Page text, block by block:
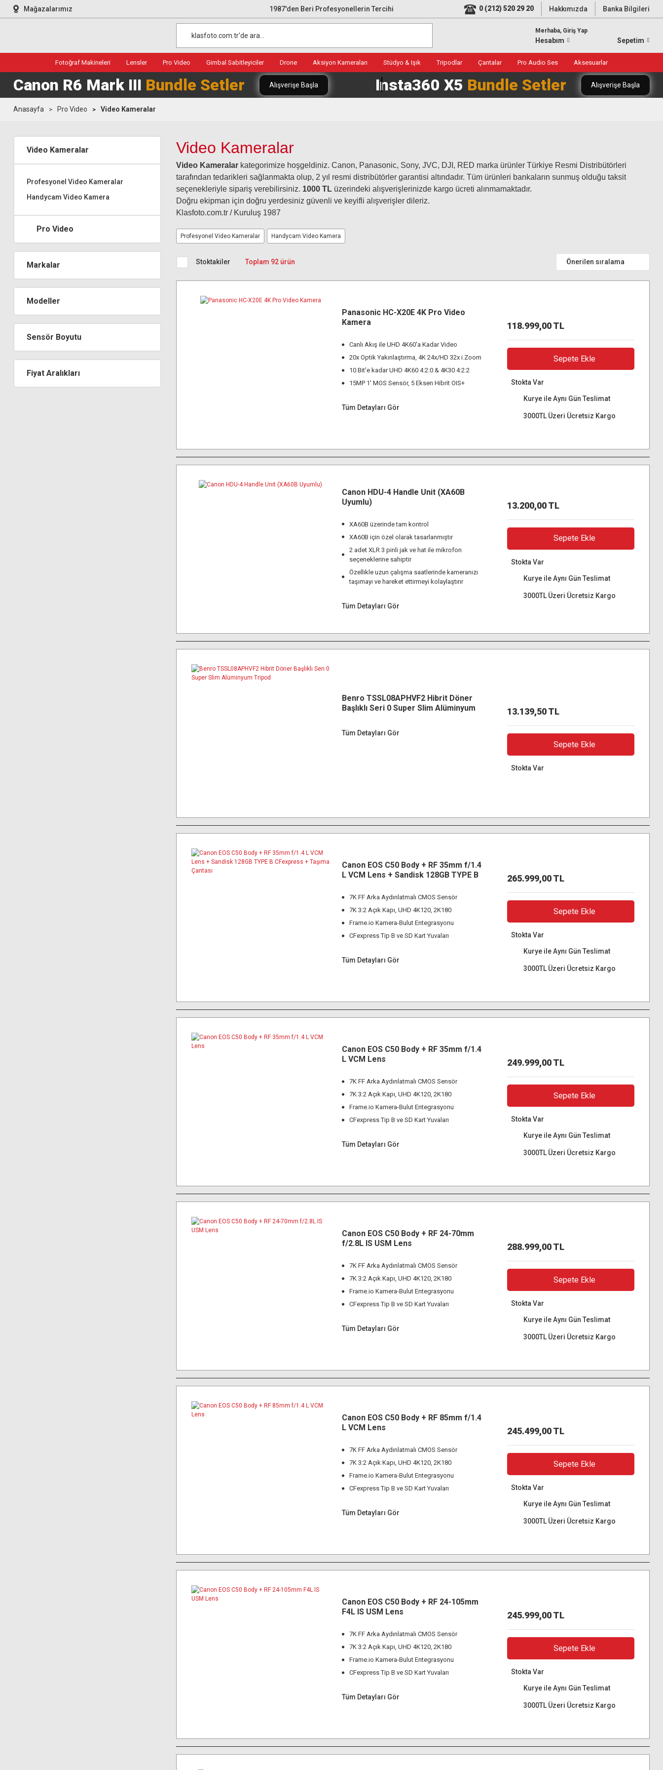
Mağazalarımız 1987'den Beri Profesyonellerin Tercihi 0 (212) 520 29 20 Hakkımızda Banka Bilgileri
Merhaba, Giriş Yap
Hesabım Sepetim
Fotoğraf Makineleri Lensler Pro Video Gimbal Sabitleyiciler Drone Aksiyon Kameraları Stüdyo & Işık Tripodlar Çantalar Pro Audio Ses Aksesuarlar
Canon R6 Mark III Bundle Setler Alışverişe Başla Insta360 X5 Bundle Setler Alışverişe Başla
Anasayfa Pro Video Video Kameralar
Video Kameralar
Profesyonel Video Kameralar
Handycam Video Kamera
Pro Video
Markalar
Modeller
Sensör Boyutu
Fiyat Aralıkları
Video Kameralar
Video Kameralar kategorimize hoşgeldiniz. Canon, Panasonic, Sony, JVC, DJI, RED marka ürünler Türkiye Resmi Distribütörleri
tarafından tedarikleri sağlanmakta olup, 2 yıl resmi distribütörler garantisi altındadır. Tüm ürünleri bankaların sunmuş olduğu taksit
seçenekleriyle sipariş verebilirsiniz. 1000 TL üzerindeki alışverişlerinizde kargo ücreti alınmamaktadır.
Doğru ekipman için doğru yerdesiniz güvenli ve keyifli alışverişler dileriz.
Klasfoto.com.tr / Kuruluş 1987
Profesyonel Video Kameralar Handycam Video Kamera
Stoktakiler Toplam 92 ürün
Panasonic HC-X20E 4K Pro Video
Kamera
Canlı Akış ile UHD 4K60'a Kadar Video
20x Optik Yakınlaştırma, 4K 24x/HD 32x i.Zoom
10 Bit'e kadar UHD 4K60 4:2:0 & 4K30 4:2:2
15MP 1' MOS Sensör, 5 Eksen Hibrit OIS+
Tüm Detayları Gör
118.999,00 TL
Sepete Ekle
Stokta Var
Kurye ile Aynı Gün Teslimat
3000TL Üzeri Ücretsiz Kargo
Canon HDU-4 Handle Unit (XA60B
Uyumlu)
XA60B üzerinde tam kontrol
XA60B için özel olarak tasarlanmıştır
2 adet XLR 3 pinli jak ve hat ile mikrofon
seçeneklerine sahiptir
Özellikle uzun çalışma saatlerinde kameranızı
taşımayı ve hareket ettirmeyi kolaylaştırır
Tüm Detayları Gör
13.200,00 TL
Sepete Ekle
Stokta Var
Kurye ile Aynı Gün Teslimat
3000TL Üzeri Ücretsiz Kargo
Benro TSSL08APHVF2 Hibrit Döner
Başlıklı Seri 0 Super Slim Alüminyum
Tüm Detayları Gör
13.139,50 TL
Sepete Ekle
Stokta Var
Canon EOS C50 Body + RF 35mm f/1.4
L VCM Lens + Sandisk 128GB TYPE B
7K FF Arka Aydınlatmalı CMOS Sensör
7K 3:2 Açık Kapı, UHD 4K120, 2K180
Frame.io Kamera-Bulut Entegrasyonu
CFexpress Tip B ve SD Kart Yuvaları
Tüm Detayları Gör
265.999,00 TL
Sepete Ekle
Stokta Var
Kurye ile Aynı Gün Teslimat
3000TL Üzeri Ücretsiz Kargo
Canon EOS C50 Body + RF 35mm f/1.4
L VCM Lens
7K FF Arka Aydınlatmalı CMOS Sensör
7K 3:2 Açık Kapı, UHD 4K120, 2K180
Frame.io Kamera-Bulut Entegrasyonu
CFexpress Tip B ve SD Kart Yuvaları
Tüm Detayları Gör
249.999,00 TL
Sepete Ekle
Stokta Var
Kurye ile Aynı Gün Teslimat
3000TL Üzeri Ücretsiz Kargo
Canon EOS C50 Body + RF 24-70mm
f/2.8L IS USM Lens
7K FF Arka Aydınlatmalı CMOS Sensör
7K 3:2 Açık Kapı, UHD 4K120, 2K180
Frame.io Kamera-Bulut Entegrasyonu
CFexpress Tip B ve SD Kart Yuvaları
Tüm Detayları Gör
288.999,00 TL
Sepete Ekle
Stokta Var
Kurye ile Aynı Gün Teslimat
3000TL Üzeri Ücretsiz Kargo
Canon EOS C50 Body + RF 85mm f/1.4
L VCM Lens
7K FF Arka Aydınlatmalı CMOS Sensör
7K 3:2 Açık Kapı, UHD 4K120, 2K180
Frame.io Kamera-Bulut Entegrasyonu
CFexpress Tip B ve SD Kart Yuvaları
Tüm Detayları Gör
245.499,00 TL
Sepete Ekle
Stokta Var
Kurye ile Aynı Gün Teslimat
3000TL Üzeri Ücretsiz Kargo
Canon EOS C50 Body + RF 24-105mm
F4L IS USM Lens
7K FF Arka Aydınlatmalı CMOS Sensör
7K 3:2 Açık Kapı, UHD 4K120, 2K180
Frame.io Kamera-Bulut Entegrasyonu
CFexpress Tip B ve SD Kart Yuvaları
Tüm Detayları Gör
245.999,00 TL
Sepete Ekle
Stokta Var
Kurye ile Aynı Gün Teslimat
3000TL Üzeri Ücretsiz Kargo